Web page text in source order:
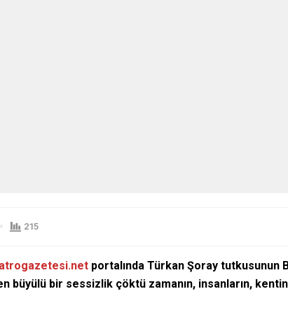
215
portalında Türkan Şoray tutkusunun
büyülü bir sessizlik çöktü zamanın, insanların,